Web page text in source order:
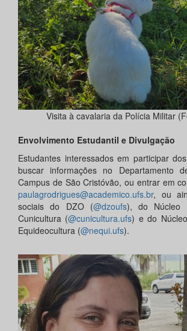
Visita à cavalaria da Polícia Militar
Envolvimento Estudantil e Divulgação
Estudantes interessados em participar
buscar informações no Departamento
Campus de São Cristóvão, ou entrar em
paulagrodrigues@academico.ufs.br, ou
sociais do DZO (@dzoufs), do Núcleo
Cunicultura (@cunicultura.ufs) e do
Equideocultura (@nequi.ufs).